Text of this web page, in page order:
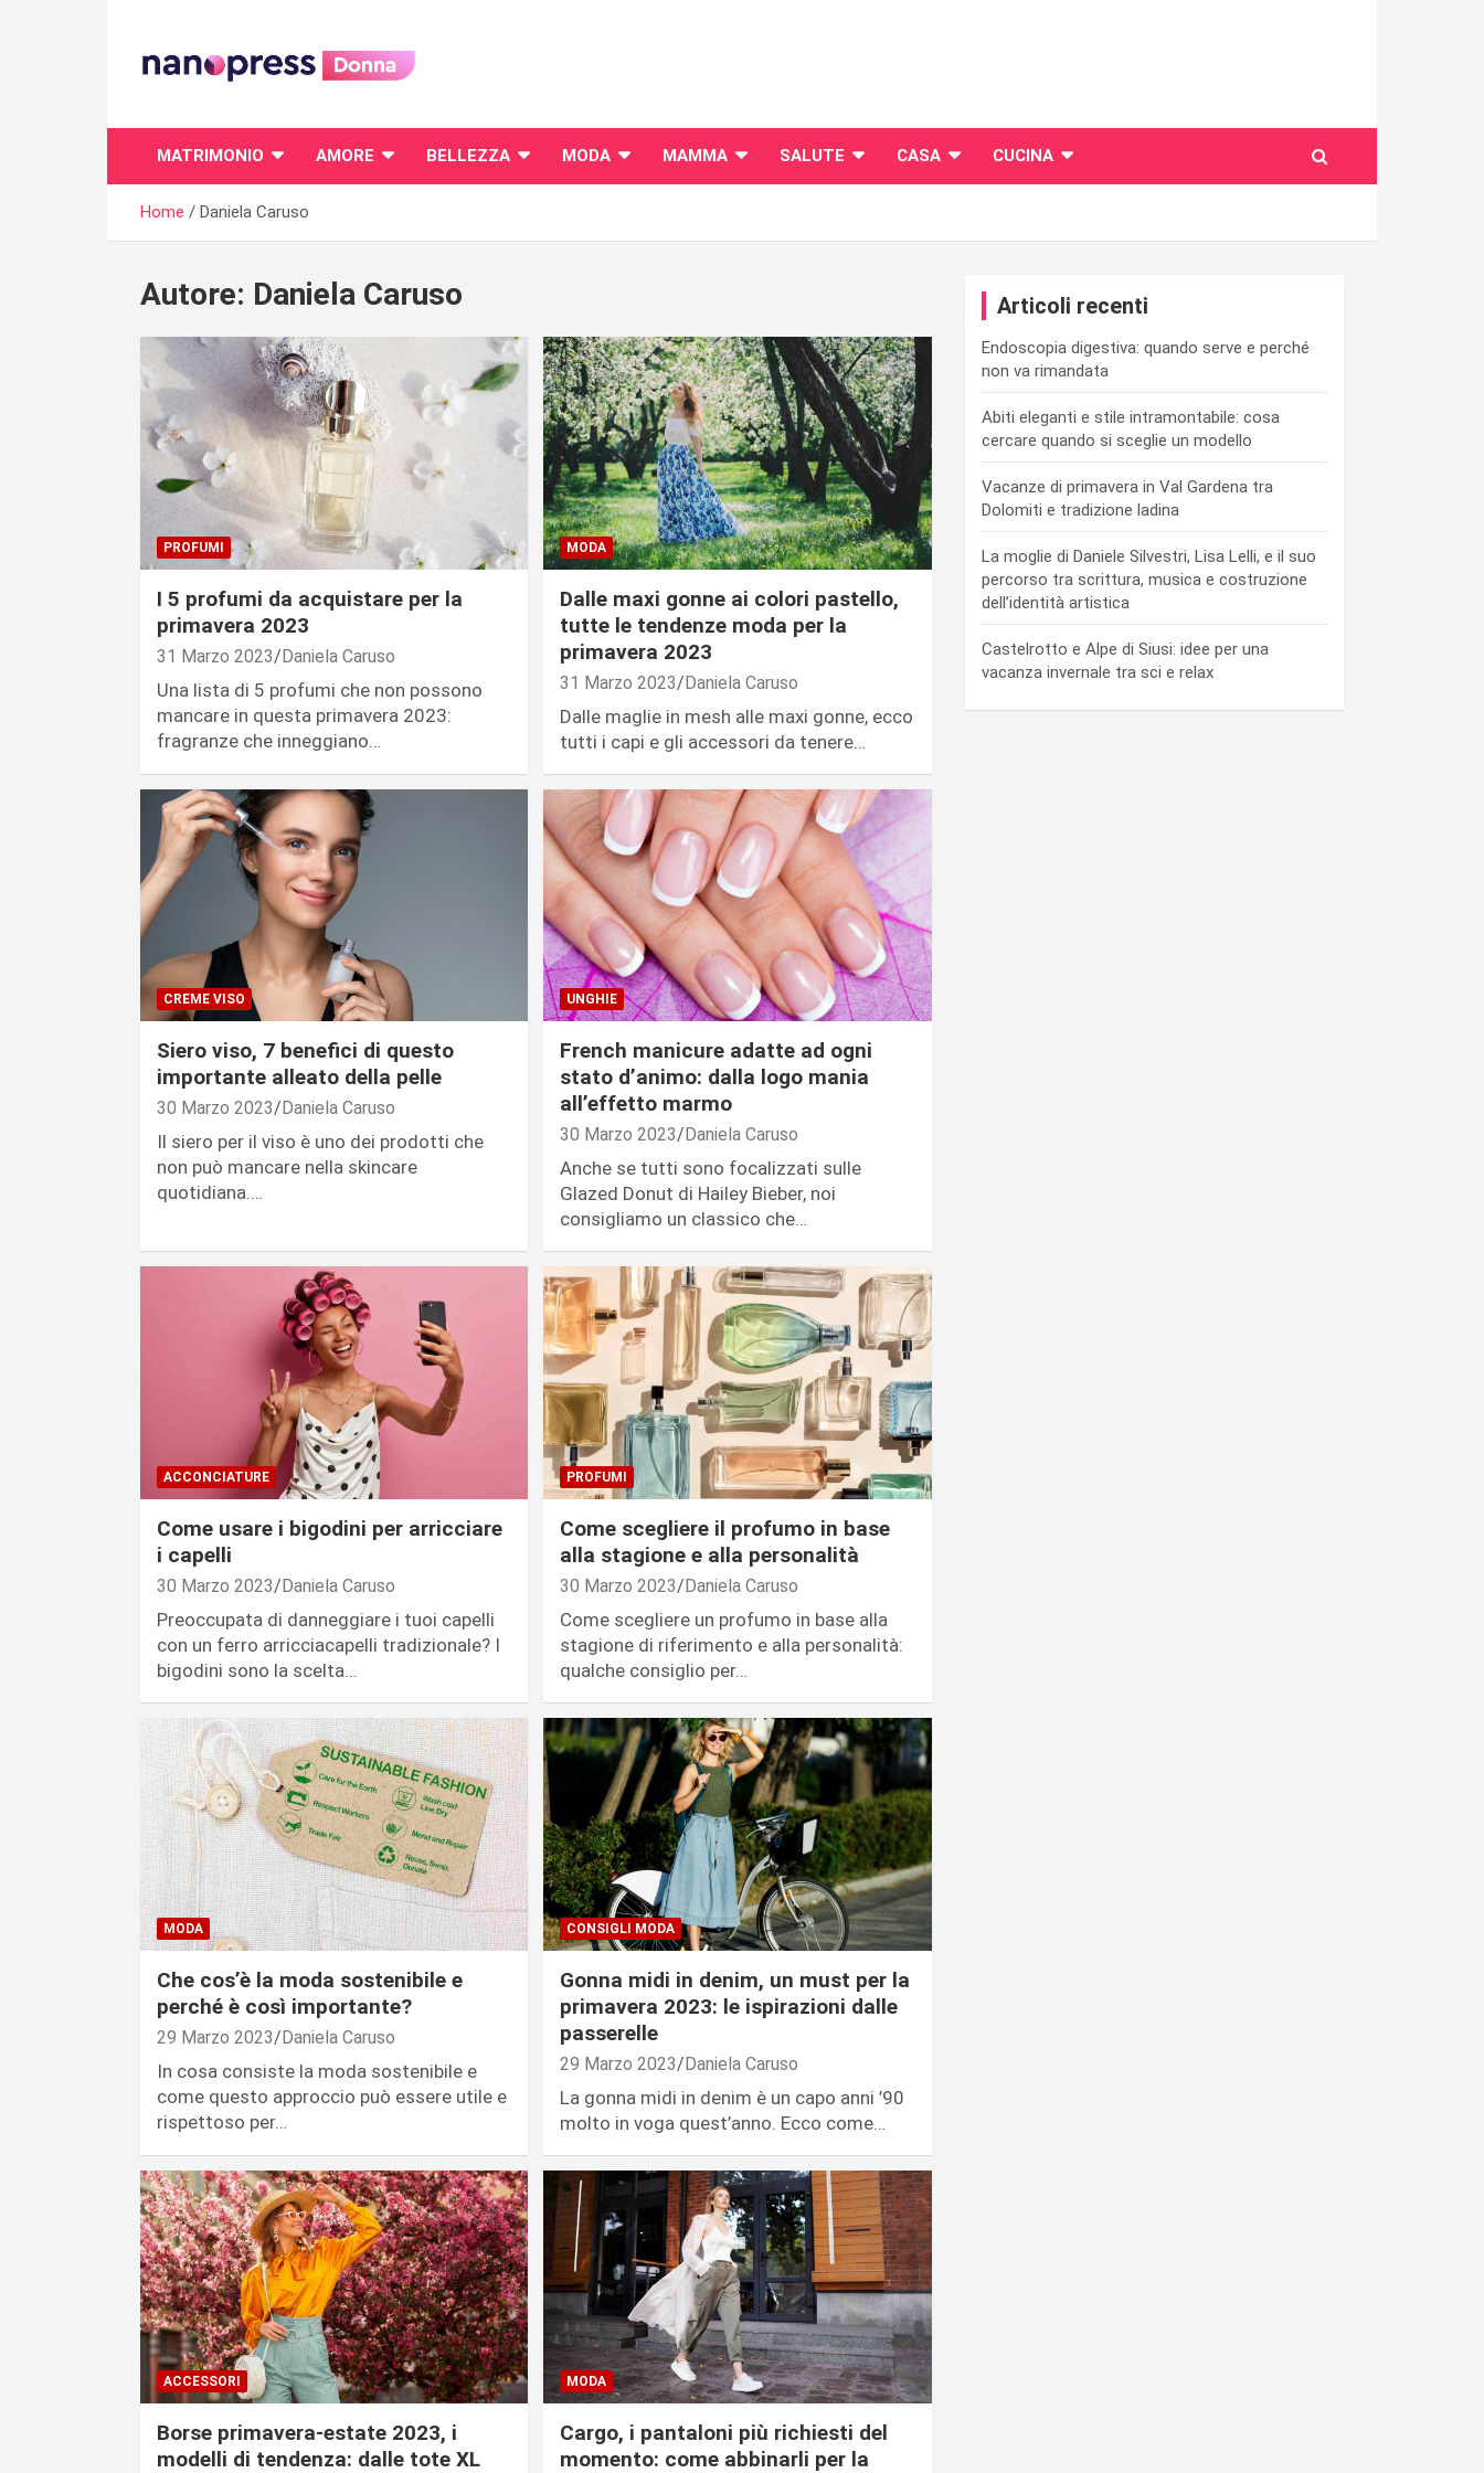
content
MATRIMONIO AMORE BELLEZZA MODA MAMMA SALUTE CASA CUCINA
Home Daniela Caruso
Autore: Daniela Caruso
PROFUMI
I 5 profumi da acquistare per la
primavera 2023
31 Marzo 2023 Daniela Caruso
Una lista di 5 profumi che non possono
mancare in questa primavera 2023:
fragranze che inneggiano…
MODA
Dalle maxi gonne ai colori pastello,
tutte le tendenze moda per la
primavera 2023
31 Marzo 2023 Daniela Caruso
Dalle maglie in mesh alle maxi gonne, ecco
tutti i capi e gli accessori da tenere…
CREME VISO
Siero viso, 7 benefici di questo
importante alleato della pelle
30 Marzo 2023 Daniela Caruso
Il siero per il viso è uno dei prodotti che
non può mancare nella skincare
quotidiana.…
UNGHIE
French manicure adatte ad ogni
stato d’animo: dalla logo mania
all’effetto marmo
30 Marzo 2023 Daniela Caruso
Anche se tutti sono focalizzati sulle
Glazed Donut di Hailey Bieber, noi
consigliamo un classico che…
ACCONCIATURE
Come usare i bigodini per arricciare
i capelli
30 Marzo 2023 Daniela Caruso
Preoccupata di danneggiare i tuoi capelli
con un ferro arricciacapelli tradizionale? I
bigodini sono la scelta…
PROFUMI
Come scegliere il profumo in base
alla stagione e alla personalità
30 Marzo 2023 Daniela Caruso
Come scegliere un profumo in base alla
stagione di riferimento e alla personalità:
qualche consiglio per…
MODA
Che cos’è la moda sostenibile e
perché è così importante?
29 Marzo 2023 Daniela Caruso
In cosa consiste la moda sostenibile e
come questo approccio può essere utile e
rispettoso per…
CONSIGLI MODA
Gonna midi in denim, un must per la
primavera 2023: le ispirazioni dalle
passerelle
29 Marzo 2023 Daniela Caruso
La gonna midi in denim è un capo anni ’90
molto in voga quest’anno. Ecco come…
ACCESSORI
Borse primavera-estate 2023, i
modelli di tendenza: dalle tote XL
MODA
Cargo, i pantaloni più richiesti del
momento: come abbinarli per la
Articoli recenti
Endoscopia digestiva: quando serve e perché
non va rimandata
Abiti eleganti e stile intramontabile: cosa
cercare quando si sceglie un modello
Vacanze di primavera in Val Gardena tra
Dolomiti e tradizione ladina
La moglie di Daniele Silvestri, Lisa Lelli, e il suo
percorso tra scrittura, musica e costruzione
dell’identità artistica
Castelrotto e Alpe di Siusi: idee per una
vacanza invernale tra sci e relax